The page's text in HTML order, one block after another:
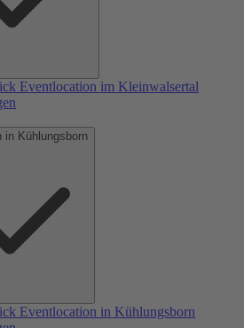
Eventlocation im Kleinwalsertal
in Kühlungsborn
Eventlocation in Kühlungsborn